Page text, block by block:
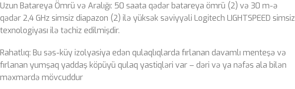
Uzun Batareya Ömrü və Aralığı: 50 saata qədər batareya ömrü (2) və 30 m-ə
qədər 2,4 GHz simsiz diapazon (2) ilə yüksək səviyyəli Logitech LIGHTSPEED simsiz
texnologiyası ilə təchiz edilmişdir.
Rahatlıq: Bu səs-küy izolyasiya edən qulaqlıqlarda fırlanan davamlı menteşə və
fırlanan yumşaq yaddaş köpüyü qulaq yastiqləri var – dəri və ya nəfəs ala bilən
məxmərdə mövcuddur